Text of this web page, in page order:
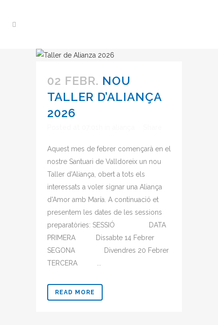
02 FEBR. NOU
TALLER D’ALIANÇA
2026
Aquest mes de febrer començarà en el
nostre Santuari de Valldoreix un nou
Taller d'Aliança, obert a tots els
interessats a voler signar una Aliança
d'Amor amb María. A continuació et
presentem les dates de les sessions
preparatòries: SESSIÓ DATA
PRIMERA Dissabte 14 Febrer
SEGONA Divendres 20 Febrer
TERCERA ...
READ MORE